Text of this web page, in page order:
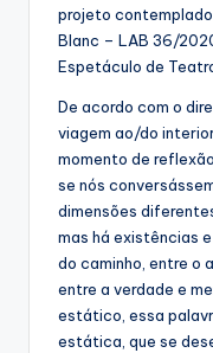
projeto contemplado
Blanc – LAB 36/
Espetáculo de
De acordo com o
viagem ao/do
momento de
se nós
dimensões
mas há existências
do caminho, entre o
entre a verdade e
estático, essa
estática, que se